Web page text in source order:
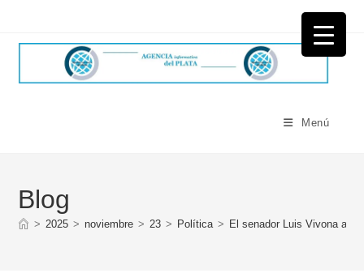
Menú
Blog
> 2025 > noviembre > 23 > Política > El senador Luis Vivona